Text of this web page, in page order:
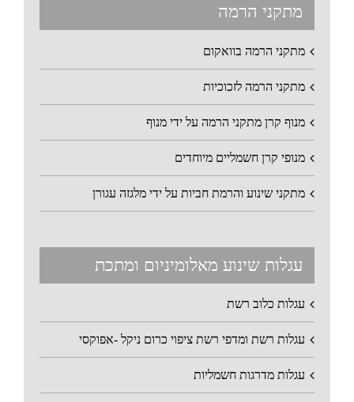
מתקני הרמה
מתקני הרמה בוואקום
מתקני הרמה לזכוכיות
מנוף קרן מתקני הרמה על ידי מנוף
מנופי קרן חשמליים מיוחדים
מתקני שינוע והרמת חביות על ידי מלגזה עגורן
עגלות שינוע מאלומיניום ומתכת
עגלות כלוב רשת
עגלות רשת ומדפי רשת ציפוי כרום ניקל -אפוקסי
עגלות מדרגות חשמליות